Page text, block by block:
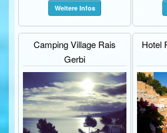
Weitere Infos
Camping Village Rais
Gerbi
Hotel